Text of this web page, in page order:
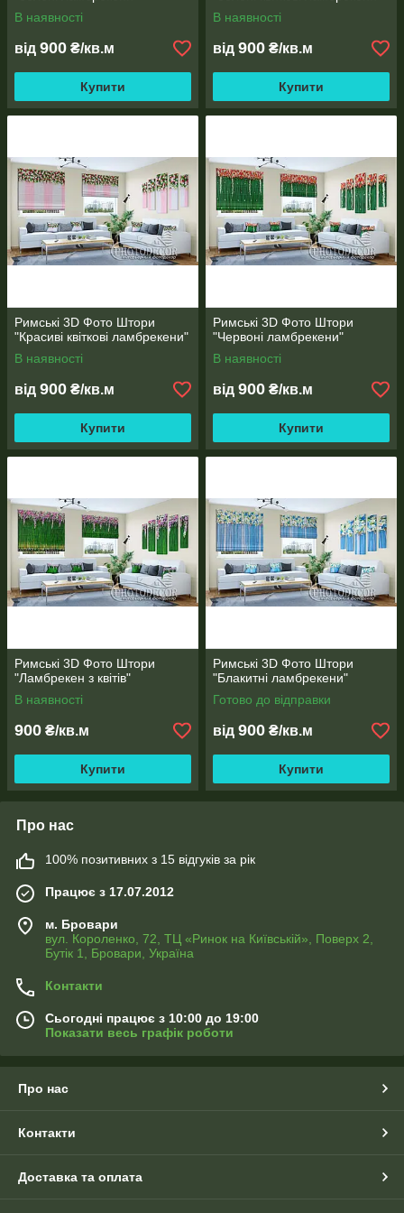
В наявності
від 900 ₴/кв.м
Купити
В наявності
від 900 ₴/кв.м
Купити
Римські 3D Фото Штори
"Красиві квіткові ламбрекени"
В наявності
від 900 ₴/кв.м
Купити
Римські 3D Фото Штори
"Червоні ламбрекени"
В наявності
від 900 ₴/кв.м
Купити
Римські 3D Фото Штори
"Ламбрекен з квітів"
В наявності
900 ₴/кв.м
Купити
Римські 3D Фото Штори
"Блакитні ламбрекени"
Готово до відправки
від 900 ₴/кв.м
Купити
Про нас
100% позитивних з 15 відгуків за рік
Працює з 17.07.2012
м. Бровари
вул. Короленко, 72, ТЦ «Ринок на Київській», Поверх 2,
Бутік 1, Бровари, Україна
Контакти
Сьогодні працює з 10:00 до 19:00
Показати весь графік роботи
Про нас
Контакти
Доставка та оплата